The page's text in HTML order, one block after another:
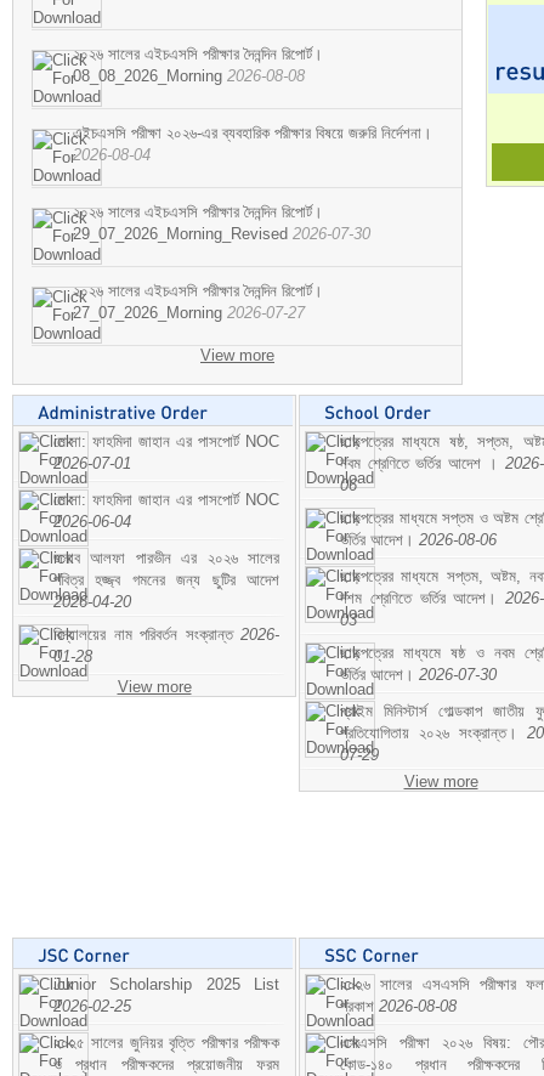
২০২৬ সালের এইচএসসি পরীক্ষার দৈনন্দিন রিপোর্ট।
08_08_2026_Morning 2026-08-08
এইচএসসি পরীক্ষা ২০২৬-এর ব্যবহারিক পরীক্ষার বিষয়ে জরুরি নির্দেশনা।
2026-08-04
২০২৬ সালের এইচএসসি পরীক্ষার দৈনন্দিন রিপোর্ট।
29_07_2026_Morning_Revised 2026-07-30
২০২৬ সালের এইচএসসি পরীক্ষার দৈনন্দিন রিপোর্ট।
27_07_2026_Morning 2026-07-27
View more
মোসা: ফাহমিদা জাহান এর পাসপোর্ট NOC
2026-07-01
মোসা: ফাহমিদা জাহান এর পাসপোর্ট NOC
2026-06-04
জনাব আলফা পারভীন এর ২০২৬ সালের
পবিত্র হজ্জ্ব গমনের জন্য ছুটির আদেশ
2026-04-20
বিদ্যালয়ের নাম পরিবর্তন সংক্রান্ত 2026-
01-28
View more
ছাড়পত্রের মাধ্যমে ষষ্ঠ, সপ্তম,
নবম শ্রেণিতে ভর্তির আদেশ ।
06
ছাড়পত্রের মাধ্যমে সপ্তম ও অষ্টম
ভর্তির আদেশ। 2026-08-06
ছাড়পত্রের মাধ্যমে সপ্তম, অষ্টম,
দশম শ্রেণিতে ভর্তির আদেশ।
03
ছাড়পত্রের মাধ্যমে ষষ্ঠ ও নবম
ভর্তির আদেশ। 2026-07-30
প্রাইম মিনিস্টার্স গোল্ডকাপ জাতীয়
প্রতিযোগিতায় ২০২৬ সংক্রান্ত।
07-29
View more
Junior Scholarship 2025 List
2026-02-25
২০২৫ সালের জুনিয়র বৃত্তি পরীক্ষার পরীক্ষক
ও প্রধান পরীক্ষকদের প্রয়োজনীয় ফরম
২০২৬ সালের এসএসসি পরীক্ষার
প্রকাশ 2026-08-08
এসএসসি পরীক্ষা ২০২৬ বিষয়:
কোড-১৪০ প্রধান পরীক্ষকদের